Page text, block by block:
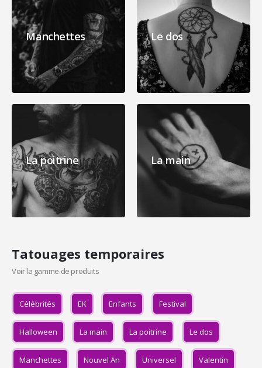
Manchettes Le dos
La poitrine La main
Tatouages temporaires
Voir la gamme de produits
Célébrités EK Enfants Festival
Halloween La main La poitrine Le dos
Manchettes Nouvel An Universel Valentin